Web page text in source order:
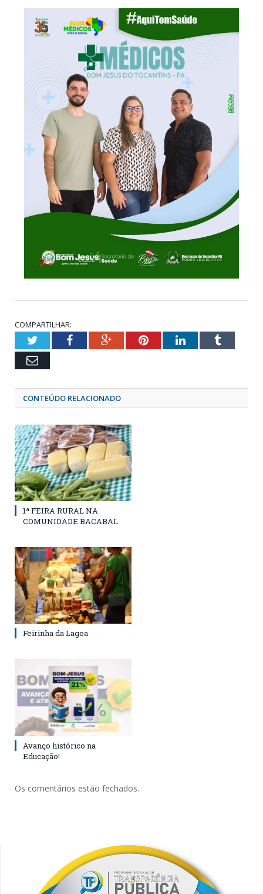
COMPARTILHAR:
TwitterFacebookGoogle+PinterestLinkedInTumblr
Email
CONTEÚDO RELACIONADO
1ª FEIRA RURAL NA
COMUNIDADE BACABAL
Feirinha da Lagoa
Avanço histórico na
Educação!
Os comentários estão fechados.